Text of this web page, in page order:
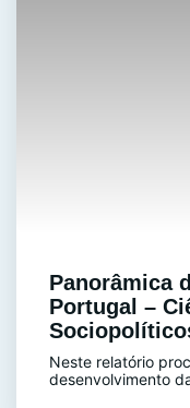
Panorâmica
Portugal –
Neste relatório
desenvolvimento